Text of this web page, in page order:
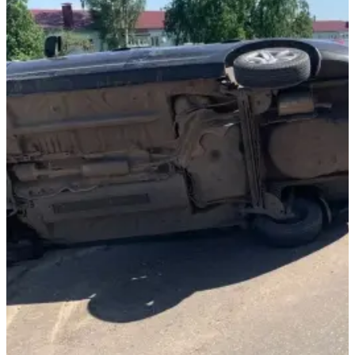
10.08.2026 | 11:38
В Отрадном обсудили меры поддержки военнослужащих и их
родных
10.08.2026 | 11:36
В Тольятти несколько троллейбусов 10 августа изменят
маршруты
10.08.2026 | 11:29
В Тольятти ливень побил рекорд 36-летней давности
10.08.2026 | 11:28
Детский психолог рассказал, как помочь школьникам
настроиться на учебу
10.08.2026 | 11:03
Самарские врачи первыми в мире прооперировали череп 101-
летнему пациенту
10.08.2026 | 11:02
В Самарской области подвели промежуточные итоги работы в
стройотрасли
10.08.2026 | 10:56
Овощеводы Самарской области — в разгаре уборочной
кампании
10.08.2026 | 10:53
Состоялась отчетно-выборная конференция регионального
отделения Российского военно-исторического общества
10.08.2026 | 10:46